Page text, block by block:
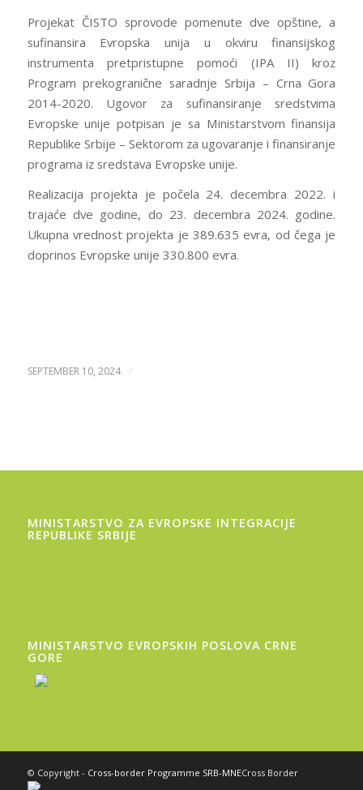
Projekat ČISTO sprovode pomenute dve opštine, a
sufinansira Evropska unija u okviru finansijskog
instrumenta pretpristupne pomoći (IPA II) kroz
Program prekogranične saradnje Srbija – Crna Gora
2014-2020. Ugovor za sufinansiranje sredstvima
Evropske unije potpisan je sa Ministarstvom finansija
Republike Srbije – Sektorom za ugovaranje i finansiranje
programa iz sredstava Evropske unije.
Realizacija projekta je počela 24. decembra 2022. i
trajaće dve godine, do 23. decembra 2024. godine.
Ukupna vrednost projekta je 389.635 evra, od čega je
doprinos Evropske unije 330.800 evra.
SEPTEMBER 10, 2024 /
MINISTARSTVO ZA EVROPSKE INTEGRACIJE
REPUBLIKE SRBIJE
MINISTARSTVO EVROPSKIH POSLOVA CRNЕ
GORЕ
© Copyright - Cross-border Programme SRB-MNECross Border